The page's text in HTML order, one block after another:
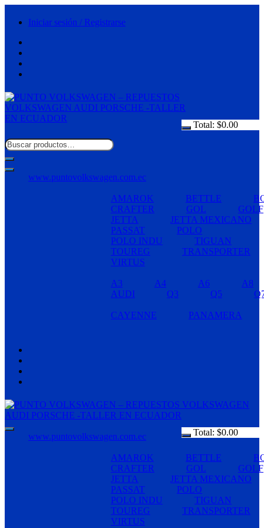
Iniciar sesión / Registrarse
Total: $0.00
www.puntovolkswagen.com.ec
AMAROK BETTLE
CRAFTER
GOL
GOLF
JETTA
JETTA MEXICANO
PASSAT
POLO
POLO INDU
TIGUAN
TOUREG
TRANSPORTER
VIRTUS
A3 A4 A6
A8
AUDI
Q3 Q5
CAYENNE PANAMERA
Total: $0.00
www.puntovolkswagen.com.ec
AMAROK BETTLE
CRAFTER
GOL
GOLF
JETTA
JETTA MEXICANO
PASSAT
POLO
POLO INDU
TIGUAN
TOUREG
TRANSPORTER
VIRTUS